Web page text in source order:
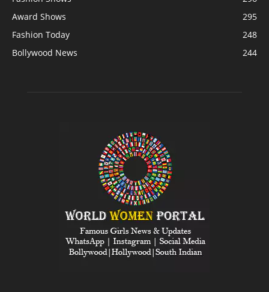
Award Shows
295
Fashion Today
248
Bollywood News
244